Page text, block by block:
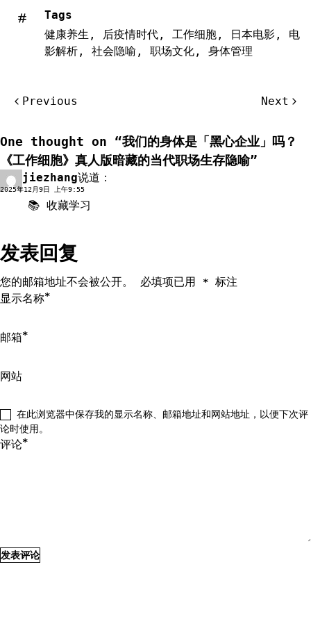
Tags
健康养生 , 后疫情时代 , 工作细胞 , 日本电影 , 电
影解析 , 社会隐喻 , 职场文化 , 身体管理
航
Previous Next
One thought on “我们的身体是「黑心企业」吗？
《工作细胞》真人版暗藏的当代职场生存隐喻”
jiezhang说道：
2025年12月9日 上午9:55
📚 收藏学习
发表回复
您的邮箱地址不会被公开。 必填项已用 * 标注
评论*
显示名称*
邮箱*
网站
在此浏览器中保存我的显示名称、邮箱地址和网站地址，以便下次评
论时使用。